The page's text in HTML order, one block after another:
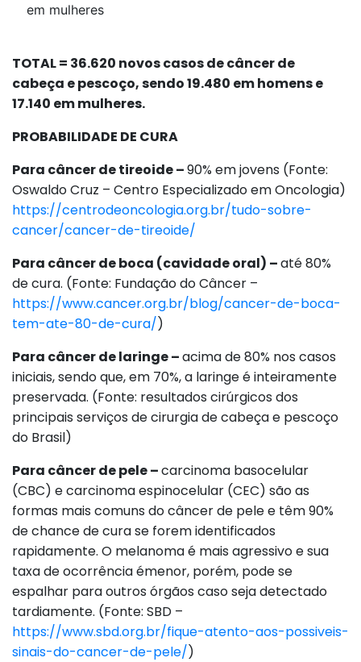
em mulheres
TOTAL = 36.620 novos casos de câncer de
cabeça e pescoço, sendo 19.480 em homens e
17.140 em mulheres.
PROBABILIDADE DE CURA
Para câncer de tireoide –90% em jovens (Fonte:
Oswaldo Cruz – Centro Especializado em Oncologia)
https://centrodeoncologia.org.br/tudo-sobre-
cancer/cancer-de-tireoide/
Para câncer de boca (cavidade oral) –até 80%
de cura. (Fonte: Fundação do Câncer –
https://www.cancer.org.br/blog/cancer-de-boca-
tem-ate-80-de-cura/)
Para câncer de laringe –acima de 80% nos casos
iniciais, sendo que, em 70%, a laringe é inteiramente
preservada. (Fonte: resultados cirúrgicos dos
principais serviços de cirurgia de cabeça e pescoço
do Brasil)
Para câncer de pele –carcinoma basocelular
(CBC) e carcinoma espinocelular (CEC) são as
formas mais comuns do câncer de pele e têm 90%
de chance de cura se forem identificados
rapidamente. O melanoma é mais agressivo e sua
taxa de ocorrência émenor, porém, pode se
espalhar para outros órgãos caso seja detectado
tardiamente. (Fonte: SBD –
https://www.sbd.org.br/fique-atento-aos-possiveis-
sinais-do-cancer-de-pele/)